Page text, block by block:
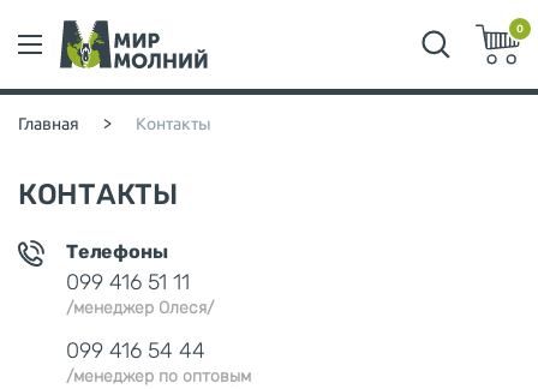
0
Главная > Контакты
КОНТАКТЫ
Телефоны
099 416 51 11
/менеджер Олеся/
099 416 54 44
/менеджер по оптовым